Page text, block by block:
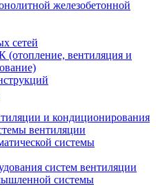
железобетонной
сетей
вентиляция и
и кондиционирования
вентиляции
системы
систем вентиляции
системы